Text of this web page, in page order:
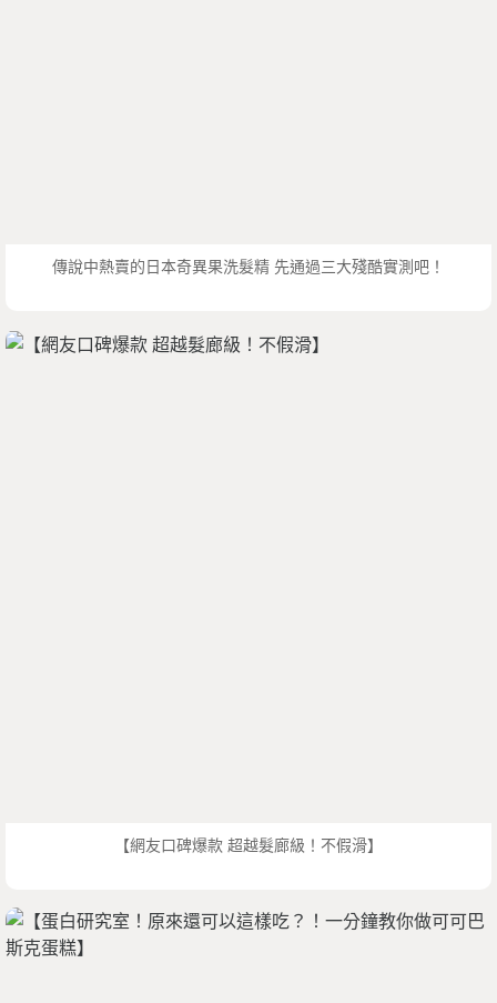
傳說中熱賣的日本奇異果洗髮精 先通過三大殘酷實測吧！
【網友口碑爆款 超越髮廊級！不假滑】